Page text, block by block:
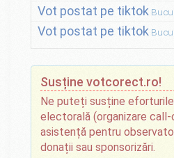
Vot postat pe tiktok
Vot postat pe tiktok
Susține votcorect.ro!
Ne puteți susține
electorală (organizare
asistență pentru
donații sau sponsorizări.